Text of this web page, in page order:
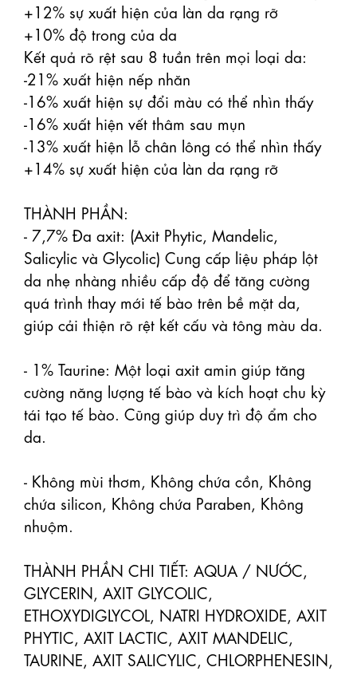
+12% sự xuất hiện của làn da rạng rỡ
+10% độ trong của da
Kết quả rõ rệt sau 8 tuần trên mọi loại da:
-21% xuất hiện nếp nhăn
-16% xuất hiện sự đổi màu có thể nhìn thấy
-16% xuất hiện vết thâm sau mụn
-13% xuất hiện lỗ chân lông có thể nhìn thấy
+14% sự xuất hiện của làn da rạng rỡ
THÀNH PHẦN:
- 7,7% Đa axit: (Axit Phytic, Mandelic,
Salicylic và Glycolic) Cung cấp liệu pháp lột
da nhẹ nhàng nhiều cấp độ để tăng cường
quá trình thay mới tế bào trên bề mặt da,
giúp cải thiện rõ rệt kết cấu và tông màu da.
- 1% Taurine: Một loại axit amin giúp tăng
cường năng lượng tế bào và kích hoạt chu kỳ
tái tạo tế bào. Cũng giúp duy trì độ ẩm cho
da.
- Không mùi thơm, Không chứa cồn, Không
chứa silicon, Không chứa Paraben, Không
nhuộm.
THÀNH PHẦN CHI TIẾT: AQUA / NƯỚC,
GLYCERIN, AXIT GLYCOLIC,
ETHOXYDIGLYCOL, NATRI HYDROXIDE, AXIT
PHYTIC, AXIT LACTIC, AXIT MANDELIC,
TAURINE, AXIT SALICYLIC, CHLORPHENESIN,